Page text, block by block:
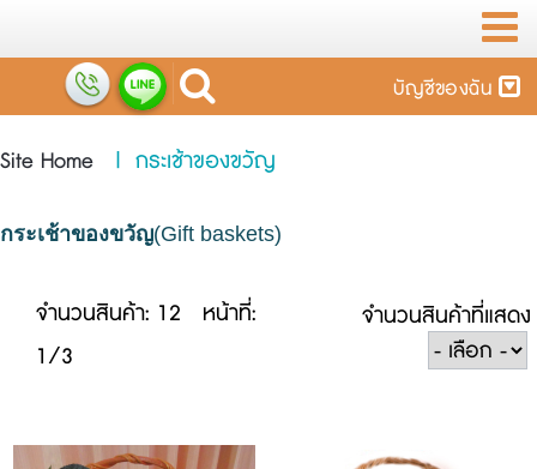
บัญชีของฉัน
Site Home | กระเช้าของขวัญ
กระเช้าของขวัญ(Gift baskets)
จำนวนสินค้า: 12
หน้าที่:
1/3
จำนวนสินค้าที่แสดง